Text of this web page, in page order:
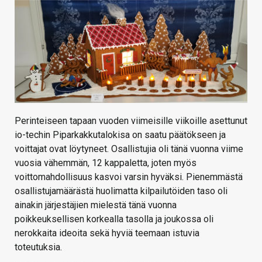
KAUPPA
VAIHDA TEEMA
HAKU
Perinteiseen tapaan vuoden viimeisille viikoille asettunut
io-techin Piparkakkutalokisa on saatu päätökseen ja
voittajat ovat löytyneet. Osallistujia oli tänä vuonna viime
vuosia vähemmän, 12 kappaletta, joten myös
voittomahdollisuus kasvoi varsin hyväksi. Pienemmästä
osallistujamäärästä huolimatta kilpailutöiden taso oli
ainakin järjestäjien mielestä tänä vuonna
poikkeuksellisen korkealla tasolla ja joukossa oli
nerokkaita ideoita sekä hyviä teemaan istuvia
toteutuksia.